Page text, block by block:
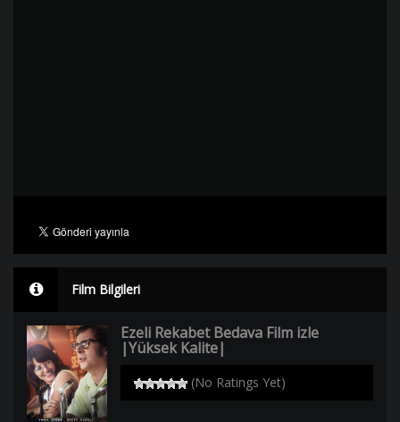
Film Bilgileri
Ezeli Rekabet Bedava Film izle
|Yüksek Kalite|
(No Ratings Yet)